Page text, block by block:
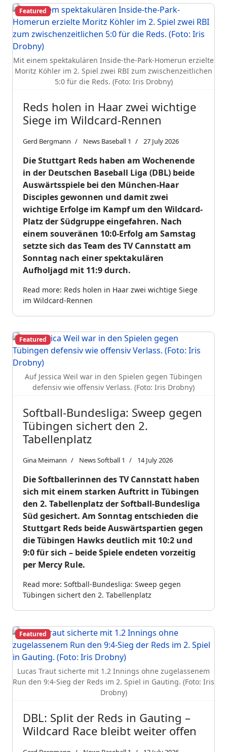
Mit einem spektakulären Inside-the-Park-Homerun erzielte
Moritz Köhler im 2. Spiel zwei RBI zum zwischenzeitlichen
5:0 für die Reds. (Foto: Iris Drobny)
Featured
Reds holen in Haar zwei wichtige
Siege im Wildcard-Rennen
Gerd Bergmann News Baseball 1 27 July 2026
Die Stuttgart Reds haben am Wochenende
in der Deutschen Baseball Liga (DBL) beide
Auswärtsspiele bei den München-Haar
Disciples gewonnen und damit zwei
wichtige Erfolge im Kampf um den Wildcard-
Platz der Südgruppe eingefahren. Nach
einem souveränen 10:0-Erfolg am Samstag
setzte sich das Team des TV Cannstatt am
Sonntag nach einer spektakulären
Aufholjagd mit 11:9 durch.
Read more: Reds holen in Haar zwei wichtige Siege
im Wildcard-Rennen
Auf Jessica Weil war in den Spielen gegen Tübingen
defensiv wie offensiv Verlass. (Foto: Iris Drobny)
Featured
Softball-Bundesliga: Sweep gegen
Tübingen sichert den 2.
Tabellenplatz
Gina Meimann News Softball 1 14 July 2026
Die Softballerinnen des TV Cannstatt haben
sich mit einem starken Auftritt in Tübingen
den 2. Tabellenplatz der Softball-Bundesliga
Süd gesichert. Am Sonntag entschieden die
Stuttgart Reds beide Auswärtspartien gegen
die Tübingen Hawks deutlich mit 10:2 und
9:0 für sich – beide Spiele endeten vorzeitig
per Mercy Rule.
Read more: Softball-Bundesliga: Sweep gegen
Tübingen sichert den 2. Tabellenplatz
Lucas Traut sicherte mit 1.2 Innings ohne zugelassenem
Run den 9:4-Sieg der Reds im 2. Spiel in Gauting. (Foto: Iris
Drobny)
Featured
DBL: Split der Reds in Gauting –
Wildcard Race bleibt weiter offen